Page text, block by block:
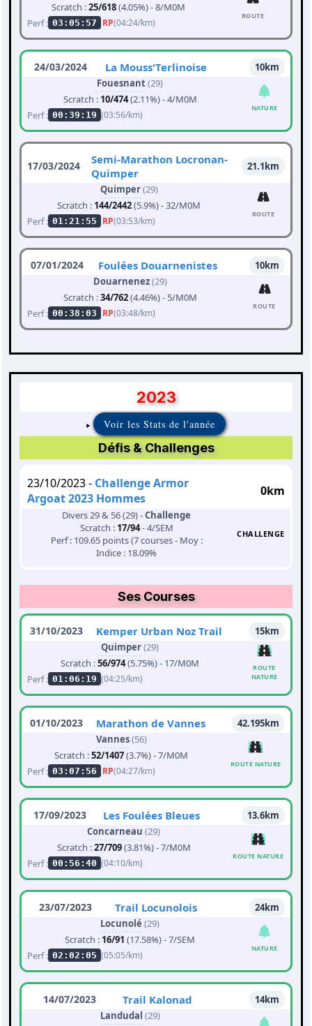
Scratch :25/618(4.05%) - 8/M0M
Perf : 03:05:57 RP(04:24/km)
ROUTE
24/03/2024 La Mouss'Terlinoise
10km
Fouesnant(29)
Scratch : 10/474(2.11%) - 4/M0M
Perf : 00:39:19 (03:56/km)
NATURE
17/03/2024
Semi-Marathon Locronan-
Quimper
21.1km
Quimper(29)
Scratch : 144/2442(5.9%) - 32/M0M
Perf : 01:21:55 RP(03:53/km)
ROUTE
07/01/2024 Foulées Douarnenistes
10km
Douarnenez(29)
Scratch :34/762(4.46%) - 5/M0M
Perf : 00:38:03 RP(03:48/km)
ROUTE
2023
Voir les Stats de l'année
Défis & Challenges
23/10/2023 - Challenge Armor
Argoat 2023 Hommes
0km
Divers 29 & 56 (29) -Challenge
Scratch : 17/94- 4/SEM
Perf : 109.65 points (7 courses - Moy :
Indice : 18.09%
CHALLENGE
Ses Courses
31/10/2023 Kemper Urban Noz Trail
15km
Quimper(29)
Scratch :56/974(5.75%) - 17/M0M
Perf : 01:06:19 (04:25/km)
ROUTE
NATURE
01/10/2023 Marathon de Vannes
42.195km
Vannes(56)
Scratch :52/1407(3.7%) - 7/M0M
Perf : 03:07:56 RP(04:27/km)
ROUTE NATURE
17/09/2023 Les Foulées Bleues
13.6km
Concarneau (29)
Scratch :27/709(3.81%) - 7/M0M
Perf : 00:56:40 (04:10/km)
ROUTE NATURE
23/07/2023 Trail Locunolois
24km
Locunolé (29)
Scratch : 16/91 (17.58%) - 7/SEM
Perf : 02:02:05 (05:05/km)
NATURE
14/07/2023 Trail Kalonad
14km
Landudal (29)